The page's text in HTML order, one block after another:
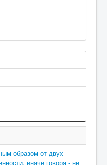
образом от двух
иначе говоря - не